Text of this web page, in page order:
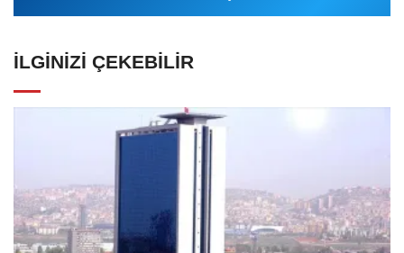
İLGINIZI ÇEKEBILIR